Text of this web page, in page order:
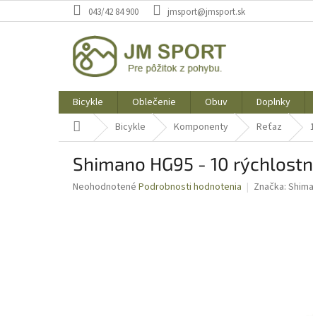
na
043/42 84 900 jmsport@jmsport.sk
Bicykle Oblečenie Obuv Doplnky
DomovBicykle Komponenty Reťaz
Shimano HG95 - 10
Priemerné
Neohodnotené Podrobnosti hodnotenia Značka: